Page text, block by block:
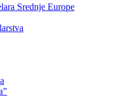
Srednje Europe